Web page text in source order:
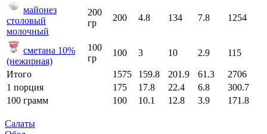
майонез
столовый
молочный
200
гр
200 4.8 134 7.8 1254
сметана 10%
(нежирная)
100
гр
100 3 10 2.9 115
Итого 1575 159.8 201.9 61.3
2706
1 порция
175 17.8 22.4 6.8
300.7
100 грамм
100 10.1 12.8 3.9 171.8
Салаты